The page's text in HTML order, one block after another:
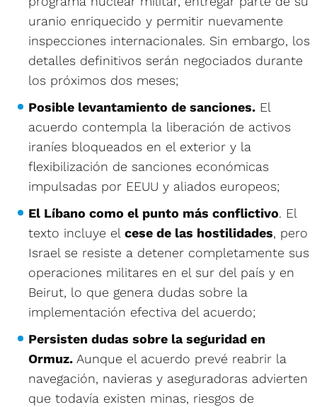
uranio enriquecido y permitir nuevamente
inspecciones internacionales. Sin embargo, los
detalles definitivos serán negociados durante
los próximos dos meses;
Posible levantamiento de sanciones. El
acuerdo contempla la liberación de activos
iraníes bloqueados en el exterior y la
flexibilización de sanciones económicas
impulsadas por EEUU y aliados europeos;
El Líbano como el punto más conflictivo. El
texto incluye el cese de las hostilidades, pero
Israel se resiste a detener completamente sus
operaciones militares en el sur del país y en
Beirut, lo que genera dudas sobre la
implementación efectiva del acuerdo;
Persisten dudas sobre la seguridad en
Ormuz. Aunque el acuerdo prevé reabrir la
navegación, navieras y aseguradoras advierten
que todavía existen minas, riesgos de